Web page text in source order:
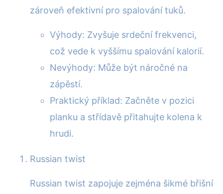
zároveň efektivní pro spalování tuků.
Výhody: Zvyšuje srdeční frekvenci,
což vede k vyššímu spalování kalorií.
Nevýhody: Může být náročné na
zápěstí.
Praktický příklad: Začněte v pozici
planku a střídavě přitahujte kolena k
hrudi.
Russian twist
Russian twist zapojuje zejména šikmé břišní